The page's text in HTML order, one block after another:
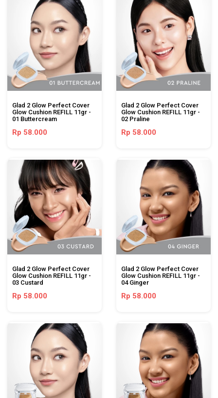
Glad 2 Glow Perfect Cover
Glow Cushion REFILL 11gr -
01 Buttercream
Rp 58.000
Glad 2 Glow Perfect Cover
Glow Cushion REFILL 11gr -
02 Praline
Rp 58.000
Glad 2 Glow Perfect Cover
Glow Cushion REFILL 11gr -
03 Custard
Rp 58.000
Glad 2 Glow Perfect Cover
Glow Cushion REFILL 11gr -
04 Ginger
Rp 58.000